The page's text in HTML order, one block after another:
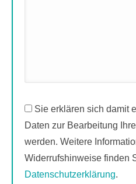
Sie erklären sich damit
Daten zur Bearbeitung
werden. Weitere
Widerrufshinweise finden
Datenschutzerklärung.